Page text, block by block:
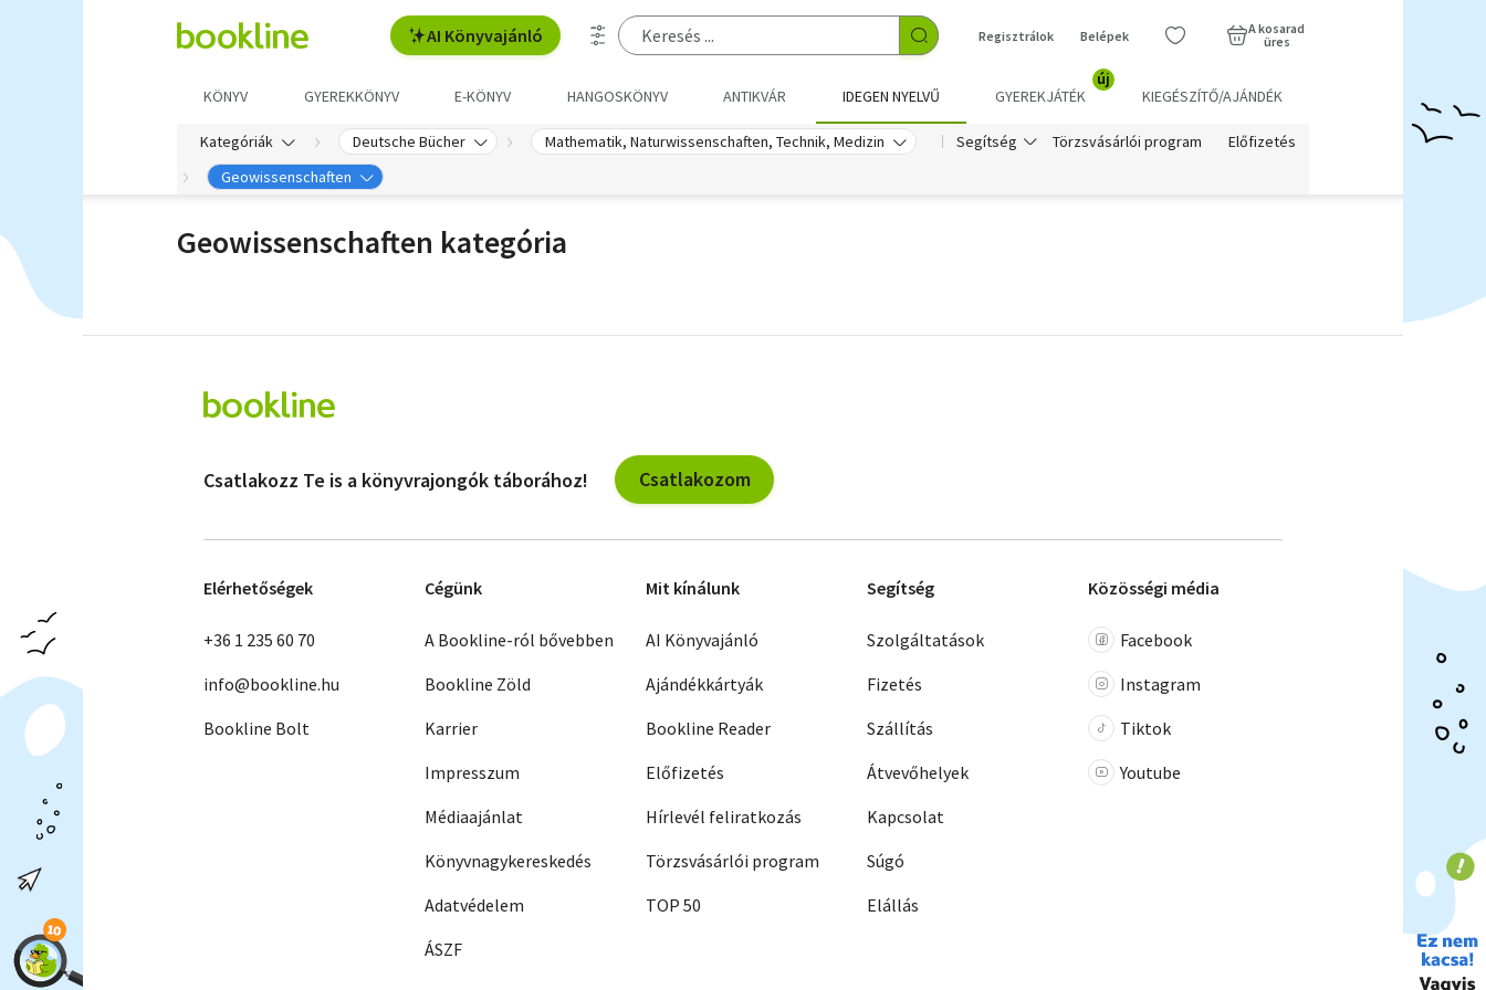
AI Könyvajánló Regisztrálok Belépek
A kosarad
üres
KÖNYV GYEREKKÖNYV E-KÖNYV HANGOSKÖNYV ANTIKVÁR IDEGEN NYELVŰ GYEREKJÁTÉK
új
KIEGÉSZÍTŐ/AJÁNDÉK
Kategóriák Deutsche Bücher
Mathematik, Naturwissenschaften, Technik, Medizin
Geowissenschaften
Segítség Törzsvásárlói program Előfizetés
Geowissenschaften kategória
Csatlakozz Te is a könyvrajongók táborához! Csatlakozom
Elérhetőségek
+36 1 235 60 70
info@bookline.hu
Bookline Bolt
Cégünk
A Bookline-ról bővebben
Bookline Zöld
Karrier
Impresszum
Médiaajánlat
Könyvnagykereskedés
Adatvédelem
ÁSZF
Mit kínálunk
AI Könyvajánló
Ajándékkártyák
Bookline Reader
Előfizetés
Hírlevél feliratkozás
Törzsvásárlói program
TOP 50
Segítség
Szolgáltatások
Fizetés
Szállítás
Átvevőhelyek
Kapcsolat
Súgó
Elállás
Közösségi média
Facebook
Instagram
Tiktok
Youtube